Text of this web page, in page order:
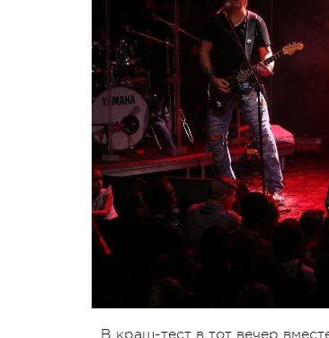
В краш-тест в тот вечер